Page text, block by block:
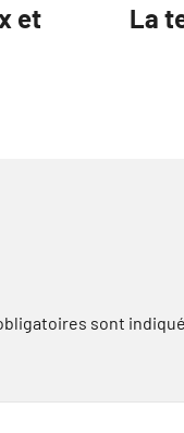
et
La
sont